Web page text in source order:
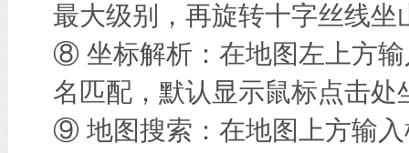
最大级别，再旋转十字丝线坐
⑧ 坐标解析：在地图左上方
名匹配，默认显示鼠标点击处
⑨ 地图搜索：在地图上方输